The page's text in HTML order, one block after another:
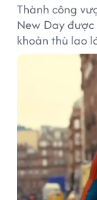
Thành công
New Day được
khoản thù lao